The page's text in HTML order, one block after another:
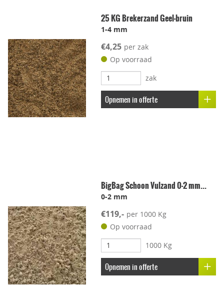
25 KG Brekerzand Geel-bruin
1-4 mm
€4,25 per zak
Op voorraad
zak
Opnemen in offerte
BigBag Schoon Vulzand 0-2 mm...
0-2 mm
€119,- per 1000 Kg
Op voorraad
1000 Kg
Opnemen in offerte